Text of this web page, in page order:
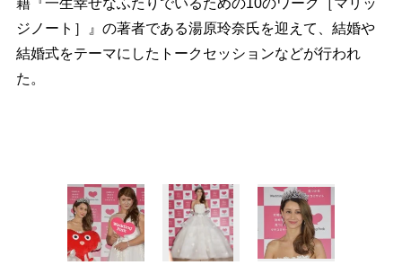
籍『一生幸せなふたりでいるための10のワーク［マリッ
ジノート］』の著者である湯原玲奈氏を迎えて、結婚
結婚式をテーマにしたトークセッションなどが行われ
た。